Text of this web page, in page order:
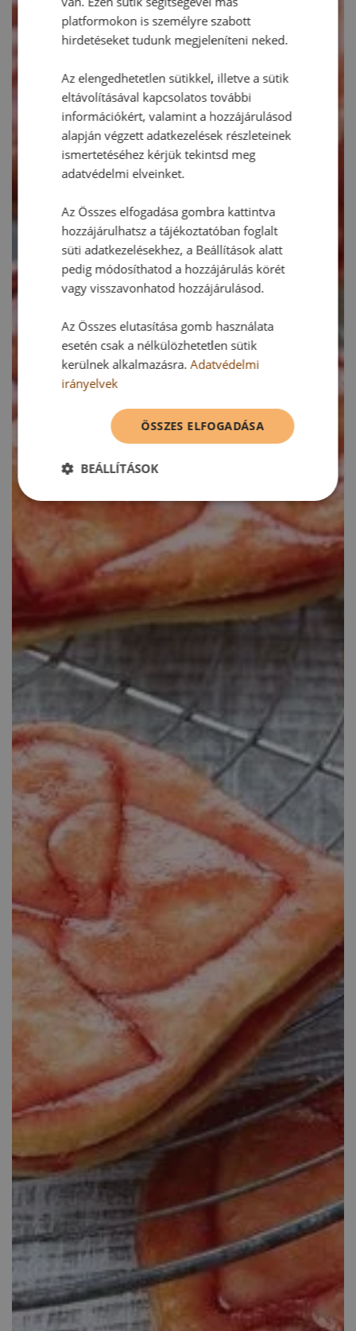
platformokon is személyre szabott
hirdetéseket tudunk megjeleníteni neked.
Az elengedhetetlen sütikkel, illetve a sütik
eltávolításával kapcsolatos további
információkért, valamint a hozzájárulásod
alapján végzett adatkezelések részleteinek
ismertetéséhez kérjük tekintsd meg
adatvédelmi elveinket.
Az Összes elfogadása gombra kattintva
hozzájárulhatsz a tájékoztatóban foglalt
süti adatkezelésekhez, a Beállítások alatt
pedig módosíthatod a hozzájárulás körét
vagy visszavonhatod hozzájárulásod.
Az Összes elutasítása gomb használata
esetén csak a nélkülözhetetlen sütik
kerülnek alkalmazásra.Adatvédelmi
irányelvek
ÖSSZES ELFOGADÁSA
BEÁLLÍTÁSOK